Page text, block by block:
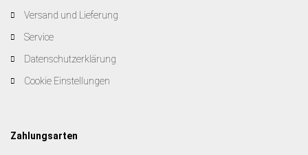
Versand und Lieferung
Service
Datenschutzerklärung
Cookie Einstellungen
Zahlungsarten